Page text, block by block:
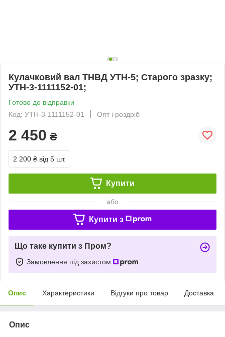
Кулачковий вал ТНВД УТН-5; Старого зразку;
УТН-3-1111152-01;
Готово до відправки
Код: УТН-3-1111152-01
Опт і роздріб
2 450 ₴
2 200 ₴ від 5 шт.
Купити
або
Купити з
Що таке купити з Пром?
Замовлення під захистом
Опис Характеристики Відгуки про товар Доставка
Опис